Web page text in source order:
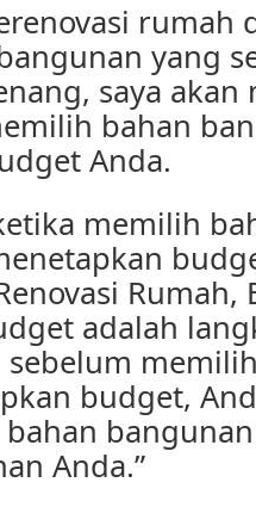
rumah
yang
saya
bahan
Anda.
memilih
Rumah,
adalah
budget,
Anda.”